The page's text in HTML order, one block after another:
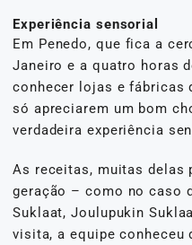
Experiência sensorial
Em Penedo, que fica a
Janeiro e a quatro horas
conhecer lojas e fábricas
só apreciarem um bom
verdadeira experiência
As receitas, muitas delas
geração – como no caso
Suklaat, Joulupukin
visita, a equipe conheceu